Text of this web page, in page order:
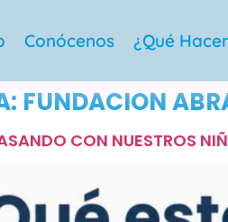
Conócenos ¿Qué
FUNDACION
CON NUESTROS